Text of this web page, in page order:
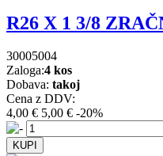
R26 X 1 3/8
30005004
Zaloga:4 kos
Dobava: takoj
Cena z DDV:
4,00 € 5,00 € -20%